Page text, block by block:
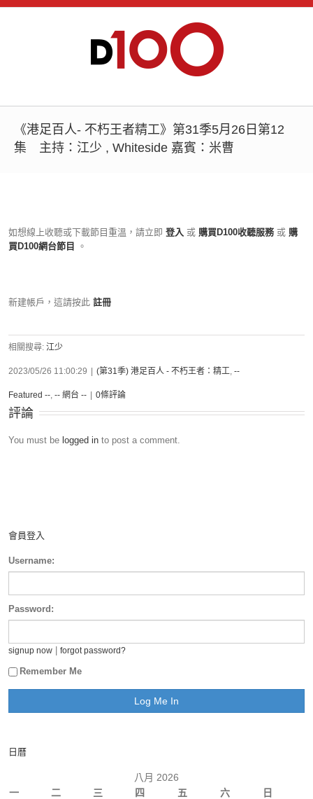
《港足百人- 不朽王者精工》第31季5月26日第12
集 主持：江少 , Whiteside 嘉賓：米曹
如想線上收聽或下載節目重溫，請立即 登入 或 購買D100收聽服務 或 購
買D100網台節目
。
新建帳戶，這請按此 註冊
相關搜尋: 江少
2023/05/26 11:00:29 (第31季) 港足百人 - 不朽王者：精工, --
Featured --, -- 網台 -- 0條評論
評論
You must be logged in to post a comment.
會員登入
Username:
Password:
signup now forgot password?
Remember Me
日曆
八月 2026
一
二 三 四 五 六 日